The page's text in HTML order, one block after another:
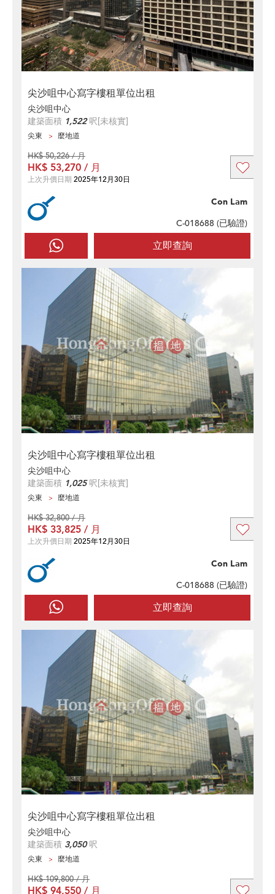
尖沙咀中心寫字樓租單位出租
尖沙咀中心
建築面積 1,522呎[未核實]
尖東 麼地道
立即查詢
Con Lam
C-018688 (已驗證)
HK$ 50,226 / 月
HK$ 53,270 / 月
上次升價日期 2025年12月30日
尖沙咀中心寫字樓租單位出租
尖沙咀中心
建築面積 1,025呎[未核實]
尖東 麼地道
立即查詢
Con Lam
C-018688 (已驗證)
HK$ 32,800 / 月
HK$ 33,825 / 月
上次升價日期 2025年12月30日
尖沙咀中心寫字樓租單位出租
尖沙咀中心
建築面積 3,050呎
尖東 麼地道
HK$ 109,800 / 月
HK$ 94,550 / 月